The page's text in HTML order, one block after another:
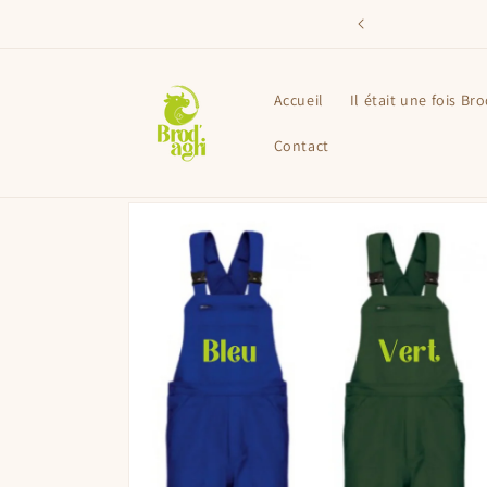
Accueil Il était une fois
Contact
Passer aux
informations
produits